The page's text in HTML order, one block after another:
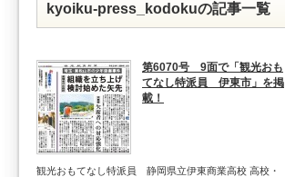
kyoiku-press_kodokuの記事一覧
第6070号 9面で「観光おも
てなし特派員 伊東市」を掲
載！
観光おもてなし特派員 静岡県立伊東商業高校 高校・